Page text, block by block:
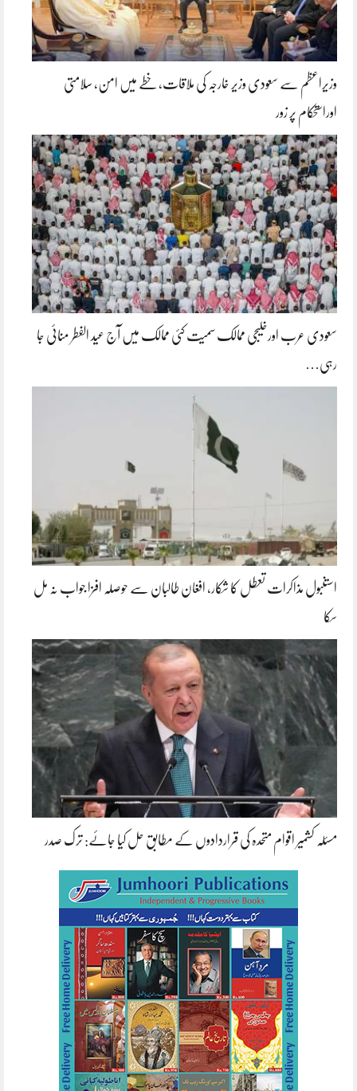
وزیراعظم سے سعودی وزیر خارجہ کی ملاقات، خطے میں امن، سلامتی
اوراستحکام پر زور
سعودی عرب اورخلیجی ممالک سمیت کئی ممالک میں آج عید الفطر منائی جا
رہی…
استنبول مذاکرات تعطل کا شکار، افغان طالبان سے حوصلہ افزا جواب نہ مل
سکا
مسئلہ کشمیر اقوام متحدہ کی قراردادوں کے مطابق حل کیا جائے: ترک صدر